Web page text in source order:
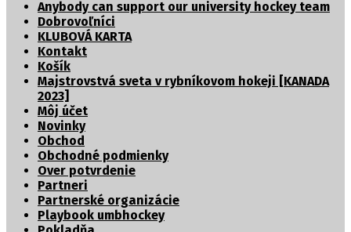
Anybody can support our university hockey team
Dobrovoľníci
KLUBOVÁ KARTA
Kontakt
Košík
Majstrovstvá sveta v rybníkovom hokeji [KANADA
2023]
Môj účet
Novinky
Obchod
Obchodné podmienky
Over potvrdenie
Partneri
Partnerské organizácie
Playbook umbhockey